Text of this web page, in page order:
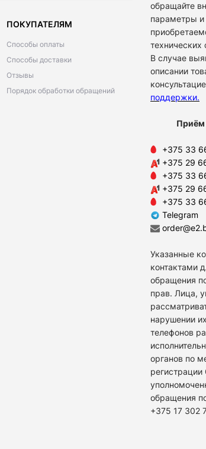
ПОКУПАТЕЛЯМ
Способы оплаты
Способы доставки
Отзывы
Порядок обработки обращений
обращайте
параметры и
технических
В случае
описании
поддержки.
Приём
+375 33
+375 29
+375 33
+375 29
+375 33
Telegram
Указанные
контактами
обращения
прав. Лица,
нарушении
телефонов
органов по
обращения
+375 17 302